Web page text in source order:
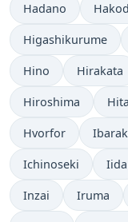
Hadano
Higashikurume
Hino Hirakata
Hiroshima
Hvorfor
Ichinoseki Iida
Inzai Iruma